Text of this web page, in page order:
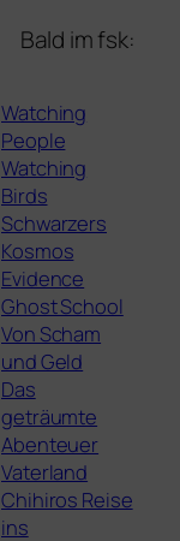
Bald im fsk:
Watching
People
Watching
Birds
Schwarzers
Kosmos
Evidence
Ghost School
Von Scham
und Geld
Das
geträumte
Abenteuer
Vaterland
Chihiros Reise
ins